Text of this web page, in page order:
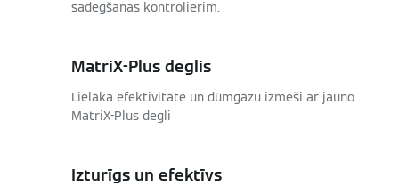
sadegšanas kontrolierim.
MatriX-Plus deglis
Lielāka efektivitāte un dūmgāzu izmeši ar jauno
MatriX-Plus degli
Izturīgs un efektīvs